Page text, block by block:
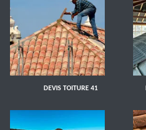
DEVIS TOITURE 41